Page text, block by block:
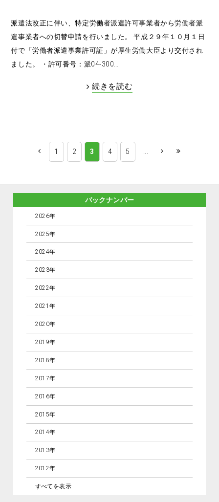
派遣法改正に伴い、特定労働者派遣許可事業者から労働者派
遣事業者への切替申請を行いました。 平成２９年１０月１日
付で「労働者派遣事業許可証」が厚生労働大臣より交付され
ました。 ・許可番号：派04-300…
続きを読む
1 2 3 4 5
バックナンバー
2026年
2025年
2024年
2023年
2022年
2021年
2020年
2019年
2018年
2017年
2016年
2015年
2014年
2013年
2012年
すべてを表示